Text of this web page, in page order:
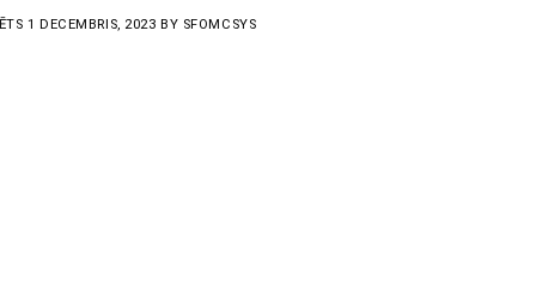
1 DECEMBRIS, 2023 BY SFOMCSYS